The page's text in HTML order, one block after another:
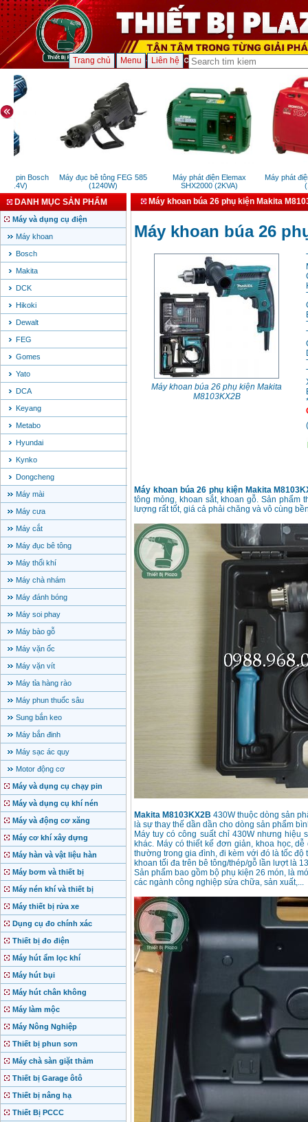
Trang chủ Menu Liên hệ
pin Bosch
Máy đục bê tông FEG 585
(1240W)
Máy phát điện Elemax
SHX2000 (2KVA)
Máy phát điện
DANH MỤC SẢN PHẨM
Máy và dụng cụ điện
Máy khoan
Bosch
Makita
DCK
Hikoki
Dewalt
FEG
Gomes
Yato
DCA
Keyang
Metabo
Hyundai
Kynko
Dongcheng
Máy mài
Máy cưa
Máy cắt
Máy đục bê tông
Máy thổi khí
Máy chà nhám
Máy đánh bóng
Máy soi phay
Máy bào gỗ
Máy vặn ốc
Máy vặn vít
Máy tỉa hàng rào
Máy phun thuốc sâu
Sung bắn keo
Máy bắn đinh
Máy sạc ác quy
Motor động cơ
Máy và dụng cụ chạy pin
Máy và dụng cụ khí nén
Máy và động cơ xăng
Máy cơ khí xây dựng
Máy hàn và vật liệu hàn
Máy bơm và thiết bị
Máy nén khí và thiết bị
Máy thiết bị rửa xe
Dụng cụ đo chính xác
Thiết bị đo điện
Máy hút ẩm lọc khí
Máy hút bụi
Máy hút chân không
Máy làm mộc
Máy Nông Nghiệp
Thiết bị phun sơn
Máy chà sàn giặt thảm
Thiết bị Garage ôtô
Thiết bị nâng hạ
Thiết Bị PCCC
Máy khoan búa 26 phụ kiện Makita
Máy khoan búa 26
Máy khoan búa 26 phụ kiện Makita
M8103KX2B
(
Máy khoan búa 26 phụ kiện Makita
tông mỏng, khoan sắt, khoan gỗ. Sản
lượng rất tốt, giá cả phải chăng và vô cùng
Makita M8103KX2B 430W thuộc dòng sản
là sự thay thế dần dần cho dòng sản phẩm
Máy tuy có công suất chỉ 430W nhưng
khác. Máy có thiết kế đơn giản, khoa học,
thường trong gia đình, đi kèm với đó là tốc độ
khoan tối đa trên bê tông/thép/gỗ lần lượt là
Sản phẩm bao gồm bộ phụ kiện 26 món, là
các ngành công nghiệp sửa chữa, sản xuất,...